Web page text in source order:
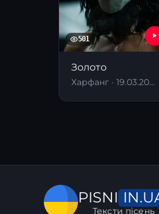
501
Золото
Харфанг · 19.03.2026
PISNI
Тексти пісень